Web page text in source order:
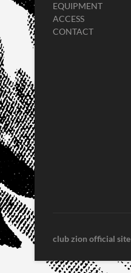
EQUIPMENT
ACCESS
CONTACT
club zion official site